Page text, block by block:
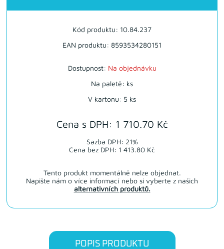
Cena s DPH: 1 710.70 Kč
Sazba DPH: 21%
Cena bez DPH: 1 413.80 Kč
Kód produktu: 10.84.237
EAN produktu: 8593534280151
Dostupnost: Na objednávku
Na paletě: ks
V kartonu: 5 ks
Tento produkt momentálně nelze objednat.
Napište nám o více informací nebo si vyberte z našich
alternativních produktů.
POPIS PRODUKTU